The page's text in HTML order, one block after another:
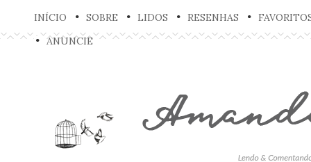
INÍCIO SOBRE LIDOS RESENHAS
ANUNCIE